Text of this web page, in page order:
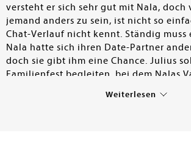
versteht er sich sehr gut mit Nala, doch
jemand anders zu sein, ist nicht so
Chat-Verlauf nicht kennt. Ständig muss
Nala hatte sich ihren Date-Partner
doch sie gibt ihm eine Chance. Julius
Familienfest begleiten, bei dem Nalas
Eisprung seiner Frau feiert und die
Weiterlesen